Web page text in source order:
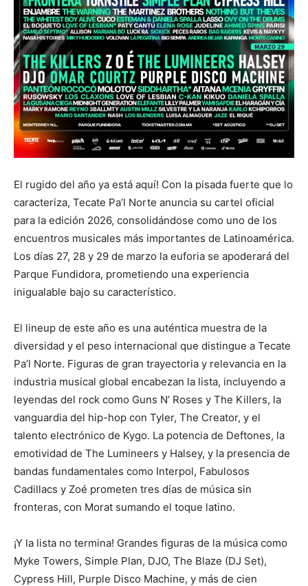
El rugido del año ya está aquí! Con la pisada fuerte que lo
caracteriza, Tecate Pa’l Norte anuncia su cartel oficial
para la edición 2026, consolidándose como uno de los
encuentros musicales más importantes de Latinoamérica.
Los días 27, 28 y 29 de marzo la euforia se apoderará del
Parque Fundidora, prometiendo una experiencia
inigualable bajo su característico.
El lineup de este año es una auténtica muestra de la
diversidad y el peso internacional que distingue a Tecate
Pa’l Norte. Figuras de gran trayectoria y relevancia en la
industria musical global encabezan la lista, incluyendo a
leyendas del rock como Guns N’ Roses y The Killers, la
vanguardia del hip-hop con Tyler, The Creator, y el
talento electrónico de Kygo. La potencia de Deftones, la
emotividad de The Lumineers y Halsey, y la presencia de
bandas fundamentales como Interpol, Fabulosos
Cadillacs y Zoé prometen tres días de música sin
fronteras, con Morat sumando el toque latino.
¡Y la lista no termina! Grandes figuras de la música como
Myke Towers, Simple Plan, DJO, The Blaze (DJ Set),
Cypress Hill, Purple Disco Machine, y más de cien